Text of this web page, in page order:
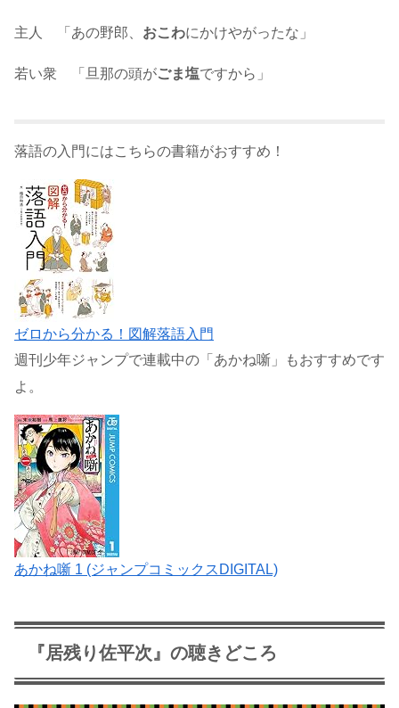
主人 「あの野郎、 おこわにかけやがったな」
若い衆 「旦那の頭がごま塩ですから」
落語の入門にはこちらの書籍がおすすめ！
ゼロから分かる！図解落語入門
週刊少年ジャンプで連載中の「あかね噺」もおすすめです
よ。
あかね噺 1 (ジャンプコミックスDIGITAL)
『居残り佐平次』の聴きどころ